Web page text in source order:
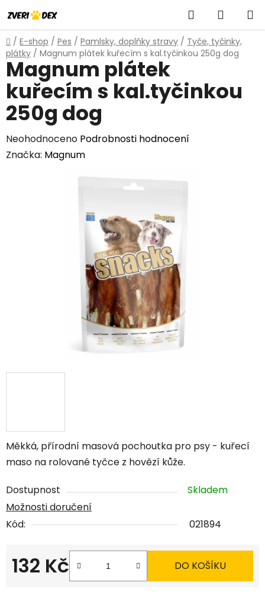
na
obsah
Hledat
KOŠÍK
Domů
/ E-shop / Pes / Pamlsky, doplňky stravy / Tyče, tyčinky,
plátky / Magnum plátek kuřecím s kal.tyčinkou 250g dog
Měkká, přírodní masová pochoutka pro psy - kuřecí
maso na rolované tyčce z hovězí kůže.
Dostupnost
Skladem
Možnosti doručení
Kód:
021894
132 Kč DO KOŠÍKU
Magnum plátek
kuřecím s kal.tyčinkou
250g dog
Průměrné
hodnocení
Neohodnoceno Podrobnosti hodnocení
Značka: Magnum